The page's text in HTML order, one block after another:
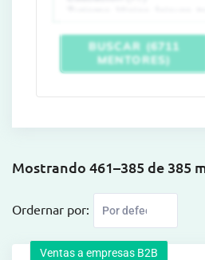
BUSCAR (6711
MENTORES)
Mostrando 461–385 de 385
Ordernar por:
Ventas a empresas B2B